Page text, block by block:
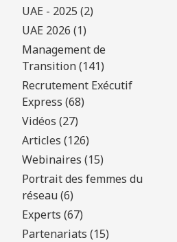
UAE - 2025 (2)
UAE 2026 (1)
Management de
Transition (141)
Recrutement Exécutif
Express (68)
Vidéos (27)
Articles (126)
Webinaires (15)
Portrait des femmes du
réseau (6)
Experts (67)
Partenariats (15)